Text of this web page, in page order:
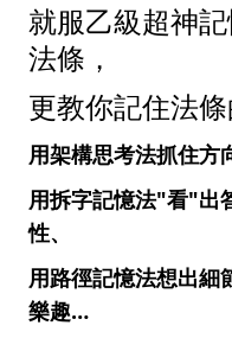
就服乙級超神
法條，
更教你記住法
用架構思考法抓住方
用拆字記憶法"看"出
性、
用路徑記憶法想出細
樂趣…